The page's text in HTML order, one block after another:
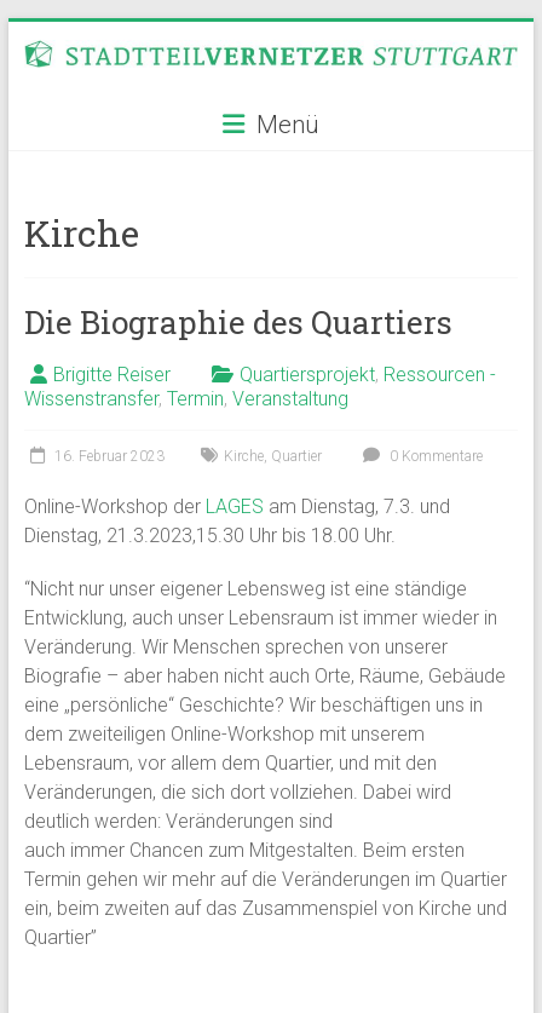
Inhalt
Stadtteilvernetzer
Menü
Kirche
Die Biographie des Quartiers
Brigitte Reiser Quartiersprojekt, Ressourcen -
Wissenstransfer, Termin, Veranstaltung
16. Februar 2023 Kirche, Quartier 0 Kommentare
Online-Workshop der LAGES am Dienstag, 7.3. und
Dienstag, 21.3.2023,15.30 Uhr bis 18.00 Uhr.
“Nicht nur unser eigener Lebensweg ist eine ständige
Entwicklung, auch unser Lebensraum ist immer wieder in
Veränderung. Wir Menschen sprechen von unserer
Biografie – aber haben nicht auch Orte, Räume, Gebäude
eine „persönliche“ Geschichte? Wir beschäftigen uns in
dem zweiteiligen Online-Workshop mit unserem
Lebensraum, vor allem dem Quartier, und mit den
Veränderungen, die sich dort vollziehen. Dabei wird
deutlich werden: Veränderungen sind
auch immer Chancen zum Mitgestalten. Beim ersten
Termin gehen wir mehr auf die Veränderungen im Quartier
ein, beim zweiten auf das Zusammenspiel von Kirche und
Quartier”